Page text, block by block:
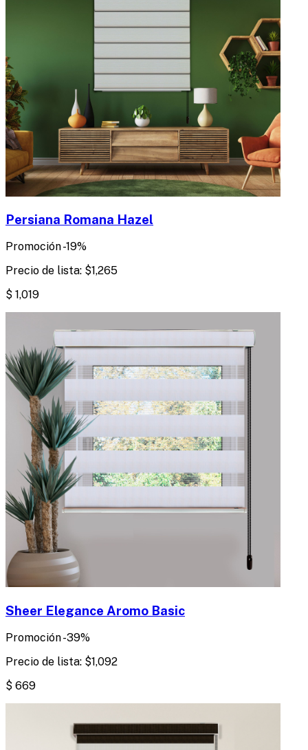
Persiana Romana Hazel
Promoción-19%
Precio de lista: $1,265
$ 1,019
Sheer Elegance Aromo Basic
Promoción-39%
Precio de lista: $1,092
$ 669